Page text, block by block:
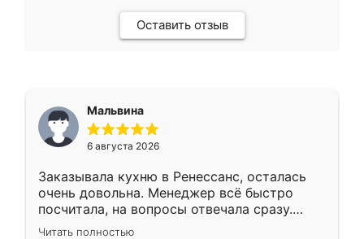
Оставить отзыв
Мальвина
6 августа 2026
Заказывала кухню в Ренессанс, осталась
очень довольна. Менеджер всё быстро
посчитала, на вопросы отвечала сразу.
Замерщик приехал в субботу, подошёл к
Читать полностью